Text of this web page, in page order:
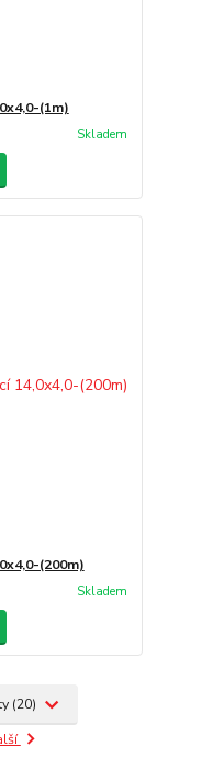
(1m)
Skladem
(200m)
Skladem
(20)